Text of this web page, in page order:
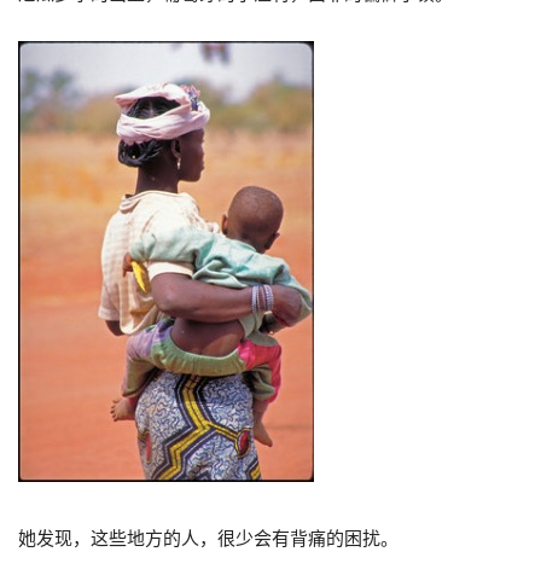
她发现，这些地方的人，很少会有背痛的困扰。